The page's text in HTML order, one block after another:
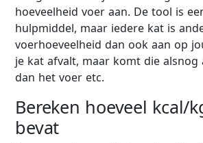
hoeveelheid voer aan. De tool is
hulpmiddel, maar iedere kat is
voerhoeveelheid dan ook aan op
je kat afvalt, maar komt die alsnog
dan het voer etc.
Bereken hoeveel kcal/
bevat